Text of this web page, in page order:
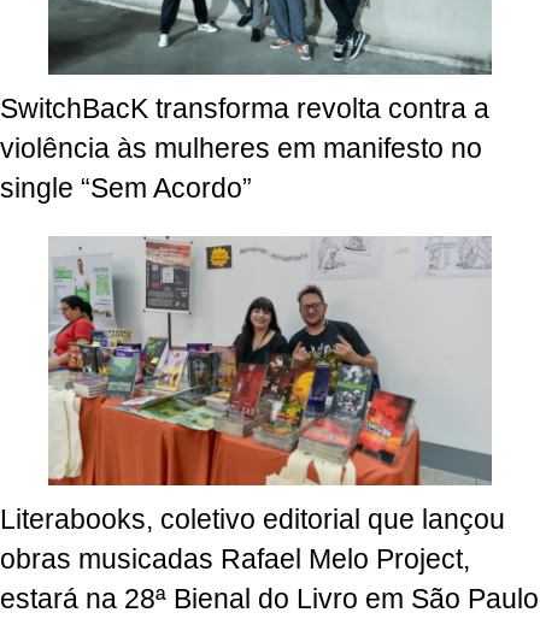
SwitchBacK transforma revolta contra a
violência às mulheres em manifesto no
single “Sem Acordo”
Literabooks, coletivo editorial que lançou
obras musicadas Rafael Melo Project,
estará na 28ª Bienal do Livro em São Paulo